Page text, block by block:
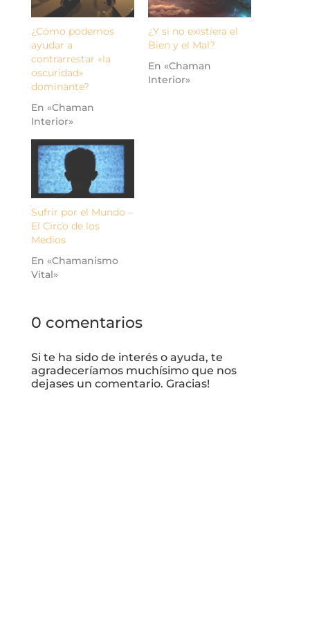
¿Cómo podemos
ayudar a
contrarrestar «la
oscuridad»
dominante?
En «Chaman
Interior»
¿Y si no existiera el
Bien y el Mal?
En «Chaman
Interior»
Sufrir por el Mundo –
El Circo de los
Medios
En «Chamanismo
Vital»
0 comentarios
Si te ha sido de interés o ayuda, te
agradeceríamos muchísimo que nos
dejases un comentario. Gracias!